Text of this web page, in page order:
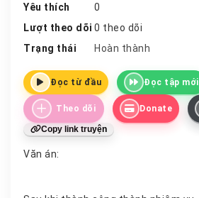
Yêu thích
0
Lượt theo dõi 0 theo dõi
Trạng thái
Hoàn thành
Đọc từ đầu Đọc tập mới
Theo dõi Donate
Copy link truyện
Văn án: